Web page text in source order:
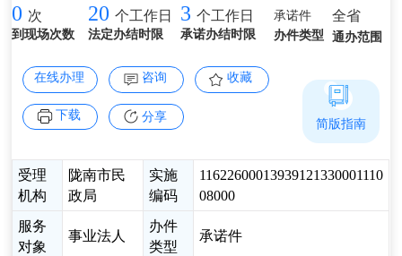
0 次
到现场次数
20 个工作日
法定办结时限
3 个工作日
承诺办结时限
承诺件
办件类型
全省
通办范围
在线办理 咨询 收藏
下载 分享
受理
机构
陇南市民
政局
实施
编码
11622600013939121330001110
08000
服务
对象
事业法人
办件
类型
承诺件
简版指南